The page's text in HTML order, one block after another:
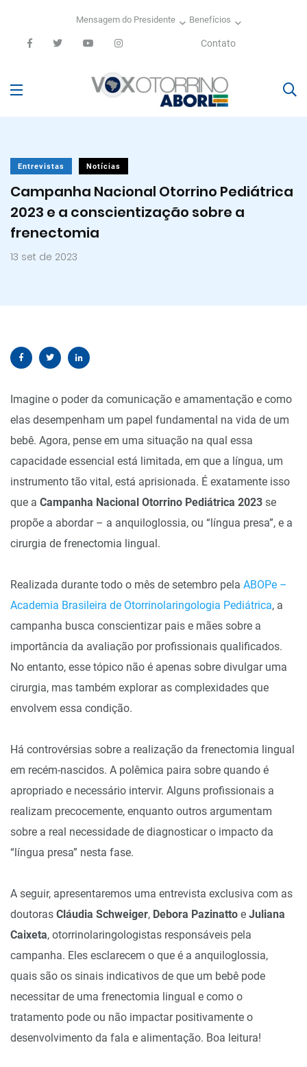
Mensagem do Presidente Benefícios
Contato
Entrevistas Notícias
Campanha Nacional Otorrino Pediátrica
2023 e a conscientização sobre a
frenectomia
13 set de 2023
Imagine o poder da comunicação e amamentação e como
elas desempenham um papel fundamental na vida de um
bebê. Agora, pense em uma situação na qual essa
capacidade essencial está limitada, em que a língua, um
instrumento tão vital, está aprisionada. É exatamente isso
que a Campanha Nacional Otorrino Pediátrica 2023 se
propõe a abordar – a anquiloglossia, ou “língua presa”, e a
cirurgia de frenectomia lingual.
Realizada durante todo o mês de setembro pela ABOPe –
Academia Brasileira de Otorrinolaringologia Pediátrica, a
campanha busca conscientizar pais e mães sobre a
importância da avaliação por profissionais qualificados.
No entanto, esse tópico não é apenas sobre divulgar uma
cirurgia, mas também explorar as complexidades que
envolvem essa condição.
Há controvérsias sobre a realização da frenectomia lingual
em recém-nascidos. A polêmica paira sobre quando é
apropriado e necessário intervir. Alguns profissionais a
realizam precocemente, enquanto outros argumentam
sobre a real necessidade de diagnosticar o impacto da
“língua presa” nesta fase.
A seguir, apresentaremos uma entrevista exclusiva com as
doutoras Cláudia Schweiger, Debora Pazinatto e Juliana
Caixeta, otorrinolaringologistas responsáveis pela
campanha. Eles esclarecem o que é a anquiloglossia,
quais são os sinais indicativos de que um bebê pode
necessitar de uma frenectomia lingual e como o
tratamento pode ou não impactar positivamente o
desenvolvimento da fala e alimentação. Boa leitura!